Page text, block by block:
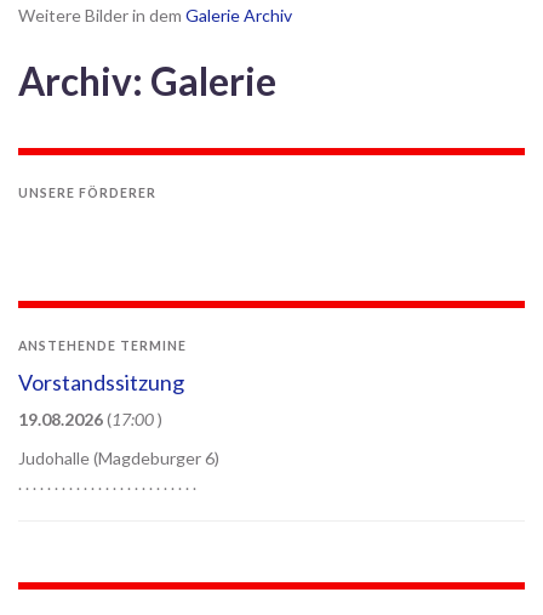
Weitere Bilder in dem Galerie Archiv
Archiv: Galerie
UNSERE FÖRDERER
ANSTEHENDE TERMINE
Vorstandssitzung
19.08.2026(17:00)
Judohalle (Magdeburger 6)
. . . . . . . . . . . . . . . . . . . . . . . . .